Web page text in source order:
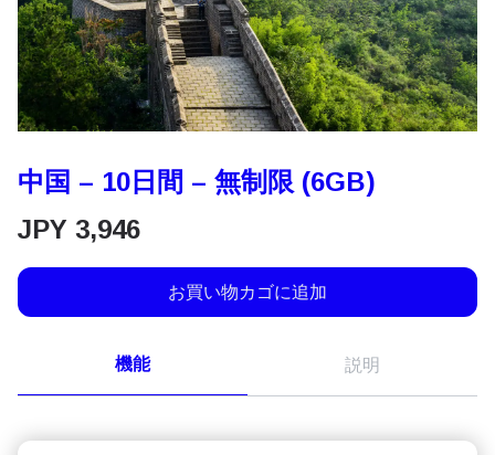
中国 – 10日間 – 無制限 (6GB)
JPY 3,946
お買い物カゴに追加
機能 説明